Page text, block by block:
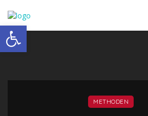
METHODEN
Open toolbar